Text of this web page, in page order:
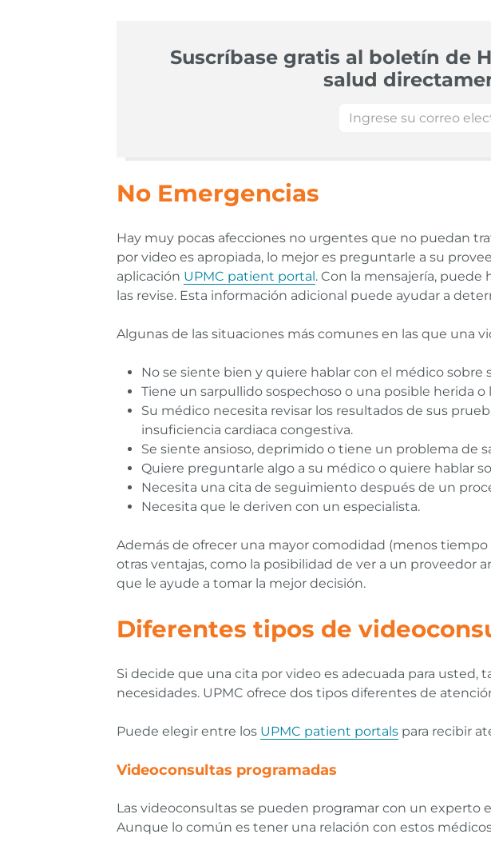
Suscríbase gratis al boletín de
salud
No Emergencias
Hay muy pocas afecciones no urgentes que no puedan
por video es apropiada, lo mejor es preguntarle a su
aplicación UPMC patient portal. Con la mensajería,
las revise. Esta información adicional puede ayudar a
Algunas de las situaciones más comunes en las que una
No se siente bien y quiere hablar con el médico sobre
Tiene un sarpullido sospechoso o una posible herida
Su médico necesita revisar los resultados de sus
insuficiencia cardiaca congestiva.
Se siente ansioso, deprimido o tiene un problema de
Quiere preguntarle algo a su médico o quiere hablar
Necesita una cita de seguimiento después de un
Necesita que le deriven con un especialista.
Además de ofrecer una mayor comodidad (menos
otras ventajas, como la posibilidad de ver a un proveedor
que le ayude a tomar la mejor decisión.
Diferentes tipos de
Si decide que una cita por video es adecuada para
necesidades. UPMC ofrece dos tipos diferentes de
Puede elegir entre los UPMC patient portals para recibir
Videoconsultas programadas
Las videoconsultas se pueden programar con un experto
Aunque lo común es tener una relación con estos